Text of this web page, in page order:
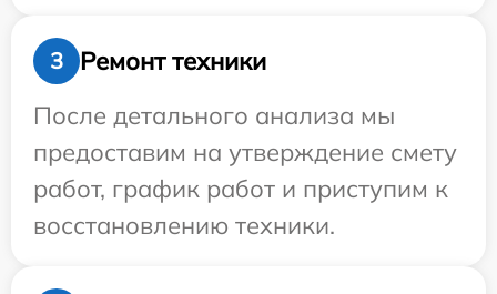
3
Ремонт техники
После детального анализа мы
предоставим на утверждение смету
работ, график работ и приступим к
восстановлению техники.